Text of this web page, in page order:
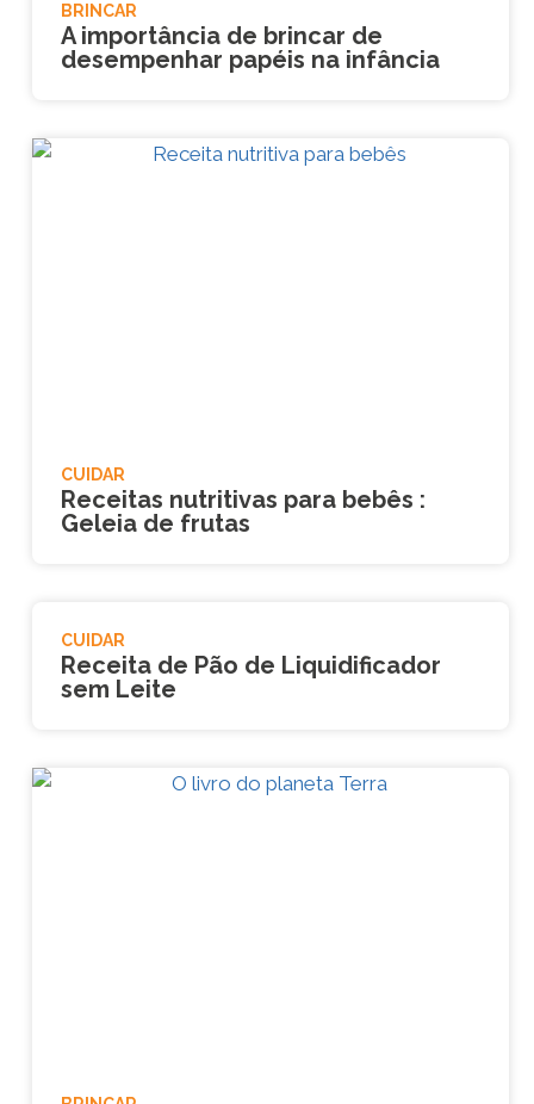
BRINCAR
A importância de brincar de
desempenhar papéis na infância
CUIDAR
Receitas nutritivas para bebês :
Geleia de frutas
CUIDAR
Receita de Pão de Liquidificador
sem Leite